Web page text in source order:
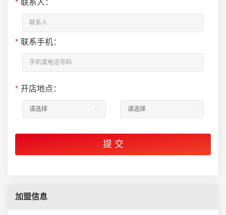
* 联系人：
* 联系手机：
* 开店地点：
加盟信息